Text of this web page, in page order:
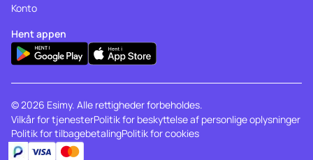
Konto
Hent appen
© 2026 Esimy. Alle rettigheder forbeholdes.
Vilkår for tjenesterPolitik for beskyttelse af personlige oplysninger
Politik for tilbagebetalingPolitik for cookies